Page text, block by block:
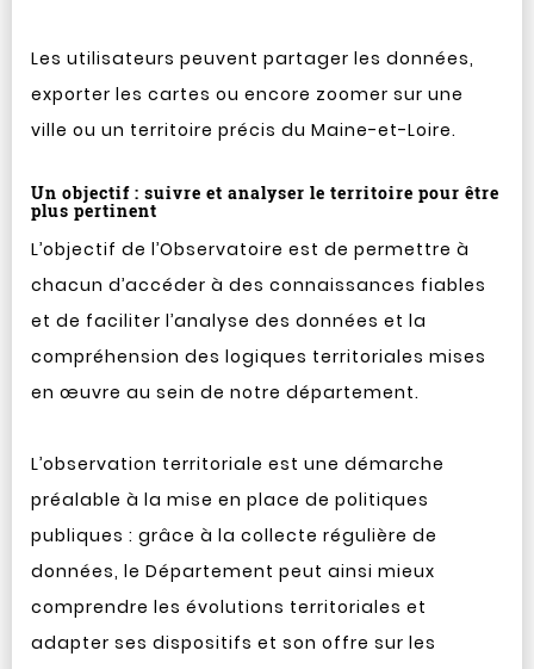
Les utilisateurs peuvent partager les données,
exporter les cartes ou encore zoomer sur une
ville ou un territoire précis du Maine-et-Loire.
Un objectif : suivre et analyser le territoire pour être
plus pertinent
L’objectif de l’Observatoire est de permettre à
chacun d’accéder à des connaissances fiables
et de faciliter l’analyse des données et la
compréhension des logiques territoriales mises
en œuvre au sein de notre département.
L’observation territoriale est une démarche
préalable à la mise en place de politiques
publiques : grâce à la collecte régulière de
données, le Département peut ainsi mieux
comprendre les évolutions territoriales et
adapter ses dispositifs et son offre sur les